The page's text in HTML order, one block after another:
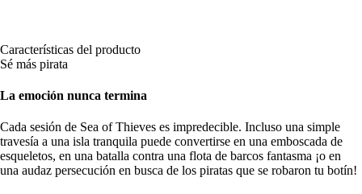
Características del producto
Sé más pirata
La emoción nunca termina
Cada sesión de Sea of Thieves es impredecible. Incluso una simple
travesía a una isla tranquila puede convertirse en una emboscada de
esqueletos, en una batalla contra una flota de barcos fantasma ¡o en
una audaz persecución en busca de los piratas que se robaron tu botín!